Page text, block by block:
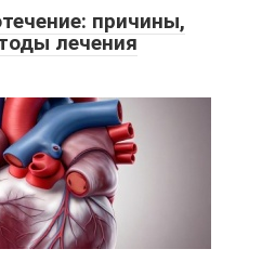
причины,
лечения